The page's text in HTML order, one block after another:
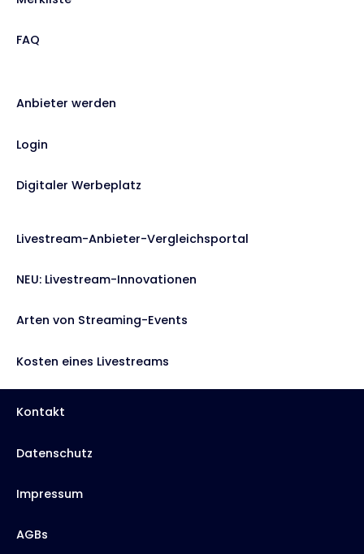
FAQ
Anbieter werden
Login
Digitaler Werbeplatz
Livestream-Anbieter-Vergleichsportal
NEU: Livestream-Innovationen
Arten von Streaming-Events
Kosten eines Livestreams
Kontakt
Datenschutz
Impressum
AGBs